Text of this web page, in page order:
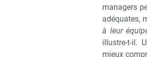
managers
adéquates,
à leur
illustre-t-il.
mieux